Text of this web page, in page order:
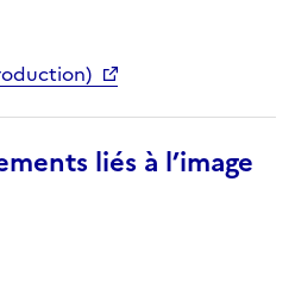
liés à l’image